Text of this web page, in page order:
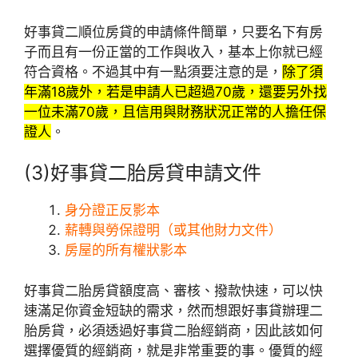
好事貸二順位房貸的申請條件簡單，只要名下有房
子而且有一份正當的工作與收入，基本上你就已經
符合資格。不過其中有一點須要注意的是， 除了須
年滿18歲外，若是申請人已超過70歲，還要另外找
一位未滿70歲，且信用與財務狀況正常的人擔任保
證人 。
(3)好事貸二胎房貸申請文件
身分證正反影本
薪轉與勞保證明（或其他財力文件）
房屋的所有權狀影本
好事貸二胎房貸額度高、審核、撥款快速，可以快
速滿足你資金短缺的需求，然而想跟好事貸辦理二
胎房貸，必須透過好事貸二胎經銷商，因此該如何
選擇優質的經銷商，就是非常重要的事。優質的經